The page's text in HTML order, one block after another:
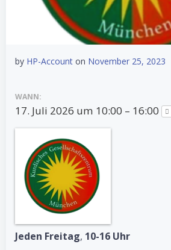
by HP-Account on November 25, 2023
WANN:
17. Juli 2026 um 10:00 – 16:00
Jeden Freitag, 10-16 Uhr